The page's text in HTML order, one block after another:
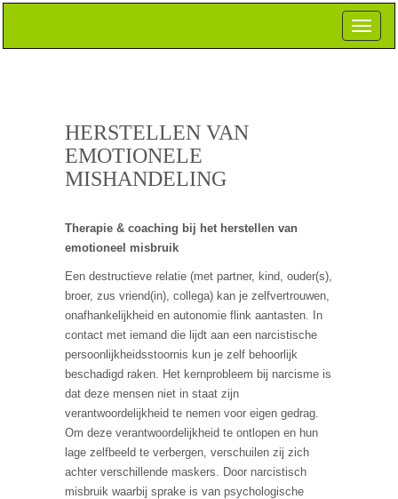
Toggle
HERSTELLEN VAN
EMOTIONELE
MISHANDELING
Therapie & coaching bij het herstellen van
emotioneel misbruik
Een destructieve relatie (met partner, kind, ouder(s),
broer, zus vriend(in), collega) kan je zelfvertrouwen,
onafhankelijkheid en autonomie flink aantasten. In
contact met iemand die lijdt aan een narcistische
persoonlijkheidsstoornis kun je zelf behoorlijk
beschadigd raken. Het kernprobleem bij narcisme is
dat deze mensen niet in staat zijn
verantwoordelijkheid te nemen voor eigen gedrag.
Om deze verantwoordelijkheid te ontlopen en hun
lage zelfbeeld te verbergen, verschuilen zij zich
achter verschillende maskers. Door narcistisch
misbruik waarbij sprake is van psychologische